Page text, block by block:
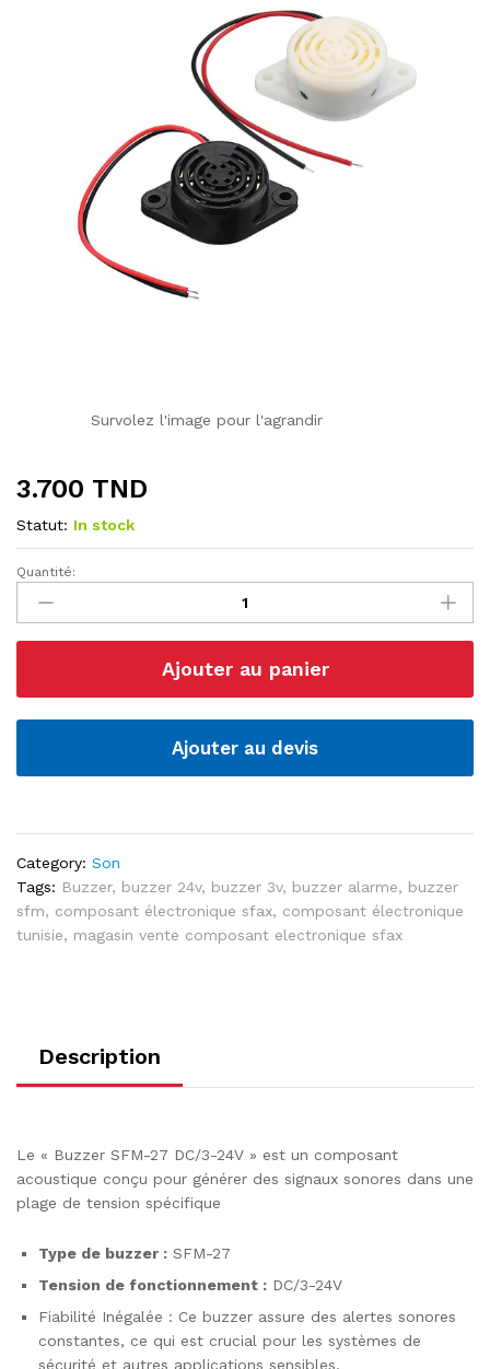
Survolez l'image pour l'agrandir
3.700 TND
Statut: In stock
Buzzer
SFM-
27
DC/3-
quantité
Quantité:
Ajouter au panier
Ajouter au devis
Category: Son
Tags: Buzzer, buzzer 24v, buzzer 3v, buzzer alarme, buzzer
sfm, composant électronique sfax, composant électronique
tunisie, magasin vente composant electronique sfax
Description
Le « Buzzer SFM-27 DC/3-24V » est un composant
acoustique conçu pour générer des signaux sonores dans une
plage de tension spécifique
Type de buzzer : SFM-27
Tension de fonctionnement : DC/3-24V
Fiabilité Inégalée : Ce buzzer assure des alertes sonores
constantes, ce qui est crucial pour les systèmes de
sécurité et autres applications sensibles.